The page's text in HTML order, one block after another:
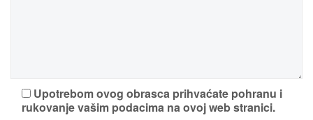
Upotrebom ovog obrasca prihvaćate pohranu i
rukovanje vašim podacima na ovoj web stranici.